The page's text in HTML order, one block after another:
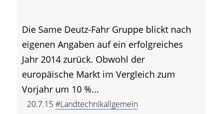
Die Same Deutz-Fahr Gruppe blickt nach
eigenen Angaben auf ein erfolgreiches
Jahr 2014 zurück. Obwohl der
europäische Markt im Vergleich zum
Vorjahr um 10 %...
20.7.15#Landtechnikallgemein